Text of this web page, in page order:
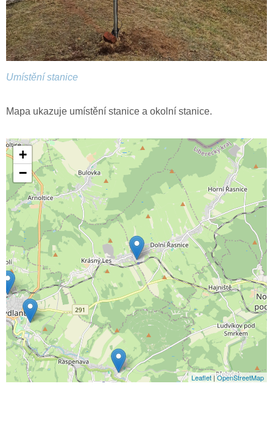
Umístění stanice
Mapa ukazuje umístění stanice a okolní stanice.
+
−
Leaflet |OpenStreetMap